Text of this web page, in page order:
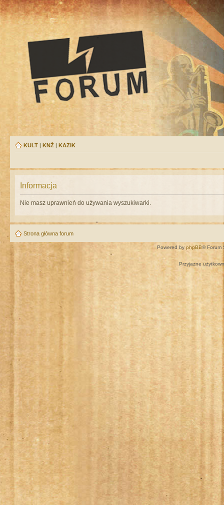
KULT | KNŻ | KAZIK
Informacja
Nie masz uprawnień do używania wyszukiwarki.
Strona główna forum
Powered by phpBB® Forum
Przyjazne